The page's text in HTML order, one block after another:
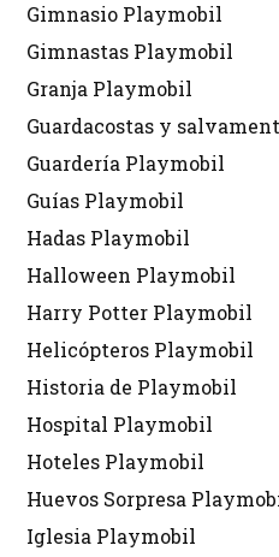
Gimnasio Playmobil
Gimnastas Playmobil
Granja Playmobil
Guardacostas y
Guardería Playmobil
Guías Playmobil
Hadas Playmobil
Halloween Playmobil
Harry Potter Playmobil
Helicópteros Playmobil
Historia de Playmobil
Hospital Playmobil
Hoteles Playmobil
Huevos Sorpresa
Iglesia Playmobil